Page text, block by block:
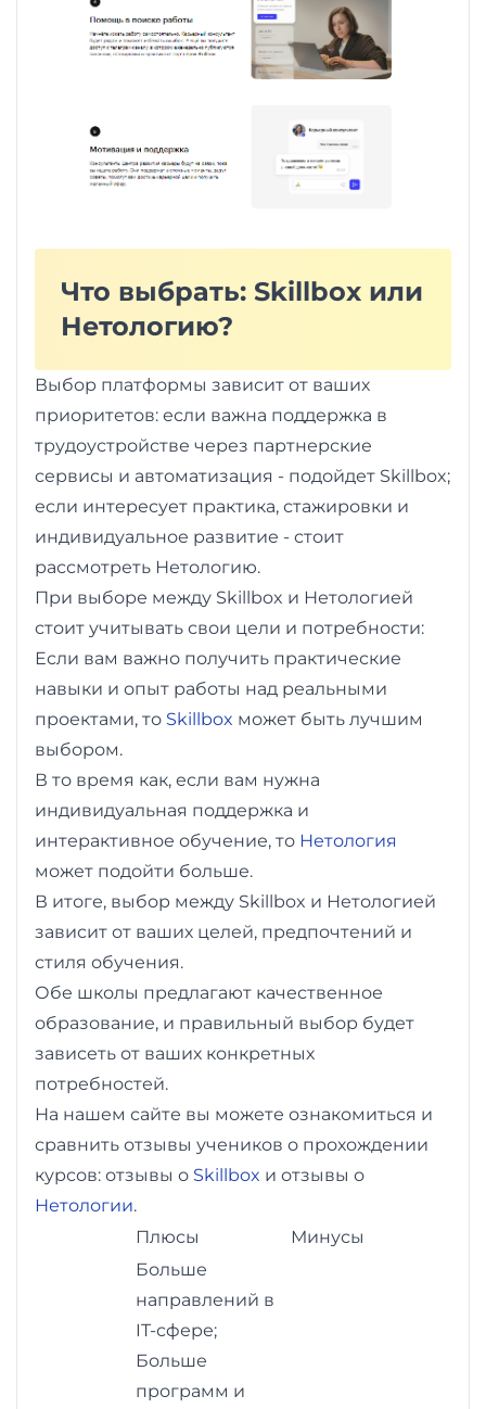
Что выбрать: Skillbox или
Нетологию?
Выбор платформы зависит от ваших
приоритетов: если важна поддержка в
трудоустройстве через партнерские
сервисы и автоматизация - подойдет Skillbox;
если интересует практика, стажировки и
индивидуальное развитие - стоит
рассмотреть Нетологию.
При выборе между Skillbox и Нетологией
стоит учитывать свои цели и потребности:
Если вам важно получить практические
навыки и опыт работы над реальными
проектами, то Skillbox может быть лучшим
выбором.
В то время как, если вам нужна
индивидуальная поддержка и
интерактивное обучение, то Нетология
может подойти больше.
В итоге, выбор между Skillbox и Нетологией
зависит от ваших целей, предпочтений и
стиля обучения.
Обе школы предлагают качественное
образование, и правильный выбор будет
зависеть от ваших конкретных
потребностей.
На нашем сайте вы можете ознакомиться и
сравнить отзывы учеников о прохождении
курсов: отзывы о Skillbox и отзывы о
Нетологии.
Плюсы
Минусы
Больше
направлений в
IT-сфере;
Больше
программ и